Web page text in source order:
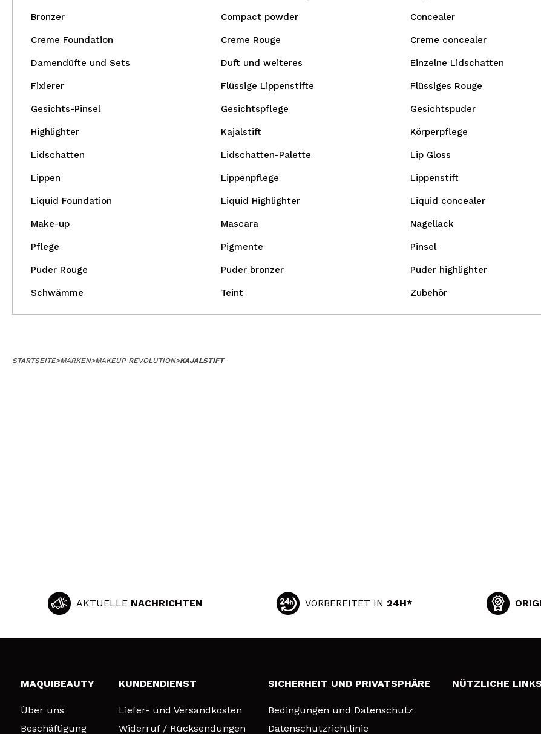
Bronzer Compact powder Concealer
Creme Foundation Creme Rouge Creme concealer
Damendüfte und Sets Duft und weiteres Einzelne Lidschatten
Fixierer Flüssige Lippenstifte Flüssiges Rouge
Gesichts-Pinsel Gesichtspflege Gesichtspuder
Highlighter Kajalstift Körperpflege
Lidschatten Lidschatten-Palette Lip Gloss
Lippen Lippenpflege Lippenstift
Liquid Foundation Liquid Highlighter Liquid concealer
Make-up Mascara Nagellack
Pflege Pigmente Pinsel
Puder Rouge Puder bronzer Puder highlighter
Schwämme Teint Zubehör
STARTSEITE>MARKEN>MAKEUP REVOLUTION>KAJALSTIFT
AKTUELLE NACHRICHTEN VORBEREITET IN 24H*
MAQUIBEAUTY
Über uns
Beschäftigung
KUNDENDIENST
Liefer- und Versandkosten
Widerruf / Rücksendungen
SICHERHEIT UND PRIVATSPHÄRE
Bedingungen und Datenschutz
Datenschutzrichtlinie
NÜTZLICHE LINKS